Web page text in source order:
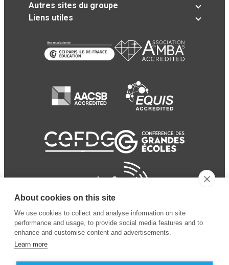
Autres sites du groupe
Liens utiles
About cookies on this site
We use cookies to collect and analyse information on site
performance and usage, to provide social media features and to
enhance and customise content and advertisements.
Learn more